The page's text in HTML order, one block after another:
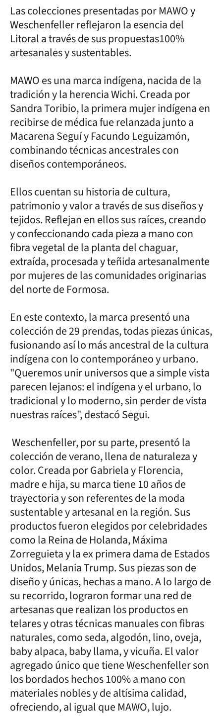
Las colecciones presentadas por MAWO y
Weschenfeller reflejaron la esencia del
Litoral a través de sus propuestas100%
artesanales y sustentables.
MAWO es una marca indígena, nacida de la
tradición y la herencia Wichi. Creada por
Sandra Toribio, la primera mujer indígena en
recibirse de médica fue relanzada junto a
Macarena Seguí y Facundo Leguizamón,
combinando técnicas ancestrales con
diseños contemporáneos.
Ellos cuentan su historia de cultura,
patrimonio y valor a través de sus diseños y
tejidos. Reflejan en ellos sus raíces, creando
y confeccionando cada pieza a mano con
fibra vegetal de la planta del chaguar,
extraída, procesada y teñida artesanalmente
por mujeres de las comunidades originarias
del norte de Formosa.
En este contexto, la marca presentó una
colección de 29 prendas, todas piezas únicas,
fusionando así lo más ancestral de la cultura
indígena con lo contemporáneo y urbano.
"Queremos unir universos que a simple vista
parecen lejanos: el indígena y el urbano, lo
tradicional y lo moderno, sin perder de vista
nuestras raíces", destacó Segui.
Weschenfeller, por su parte, presentó la
colección de verano, llena de naturaleza y
color. Creada por Gabriela y Florencia,
madre e hija, su marca tiene 10 años de
trayectoria y son referentes de la moda
sustentable y artesanal en la región. Sus
productos fueron elegidos por celebridades
como la Reina de Holanda, Máxima
Zorreguieta y la ex primera dama de Estados
Unidos, Melania Trump. Sus piezas son de
diseño y únicas, hechas a mano. A lo largo de
su recorrido, lograron formar una red de
artesanas que realizan los productos en
telares y otras técnicas manuales con fibras
naturales, como seda, algodón, lino, oveja,
baby alpaca, baby llama, y vicuña. El valor
agregado único que tiene Weschenfeller son
los bordados hechos 100% a mano con
materiales nobles y de altísima calidad,
ofreciendo, al igual que MAWO, lujo.